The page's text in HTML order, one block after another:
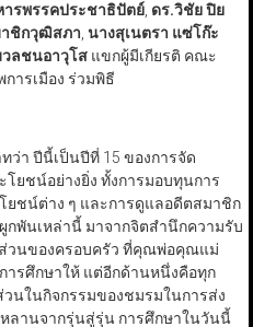
ารพรรคประชาธิปัตย์, ดร.วิชัย ปิย
ชิกวุฒิสภา, นางสุเนตรา แซ่โก๊ะ
วลชนอาวุโสแขกผู้มีเกียรติ คณะ
ารเมือง ร่วมพิธี
ว่า ปีนี้เป็นปีที่ 15 ของการจัด
โยชน์อย่างยิ่ง ทั้งการมอบทุนการ
ยชน์ต่าง ๆ และการดูแลอดีตสมาชิก
พันเหล่านี้ มาจากจิตสำนึกความรับ
วนของครอบครัว ที่คุณพ่อคุณแม่
รศึกษาให้ แต่อีกด้านหนึ่งคือทุก
นในกิจกรรมของชมรมในการส่ง
ลานจากรุ่นสู่รุ่น การศึกษาในวันนี้